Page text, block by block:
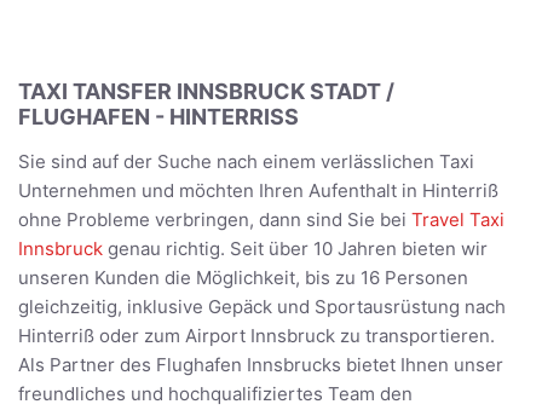
TAXI TANSFER INNSBRUCK STADT /
FLUGHAFEN - HINTERRISS
Sie sind auf der Suche nach einem verlässlichen Taxi
Unternehmen und möchten Ihren Aufenthalt in Hinterriß
ohne Probleme verbringen, dann sind Sie bei Travel Taxi
Innsbruck genau richtig. Seit über 10 Jahren bieten wir
unseren Kunden die Möglichkeit, bis zu 16 Personen
gleichzeitig, inklusive Gepäck und Sportausrüstung nach
Hinterriß oder zum Airport Innsbruck zu transportieren.
Als Partner des Flughafen Innsbrucks bietet Ihnen unser
freundliches und hochqualifiziertes Team den